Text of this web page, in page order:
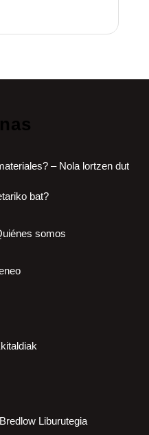
– Nola lortzen dut
bat?
somos
Liburutegia